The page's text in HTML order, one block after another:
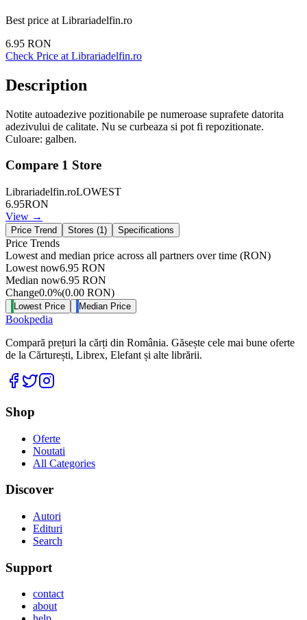
Best price at Librariadelfin.ro
6.95 RON
Check Price at Librariadelfin.ro
Description
Notite autoadezive pozitionabile pe numeroase suprafete datorita
adezivului de calitate. Nu se curbeaza si pot fi repozitionate.
Culoare: galben.
Compare 1 Store
Librariadelfin.roLOWEST
6.95RON
View →
Price Trend Stores (1) Specifications
Price Trends
Lowest and median price across all partners over time (RON)
Lowest now6.95 RON
Median now6.95 RON
Change0.0%(0.00 RON)
Lowest Price Median Price
Bookpedia
Compară prețuri la cărți din România. Găsește cele mai bune oferte
de la Cărturești, Librex, Elefant și alte librării.
Facebook
Twitter
Shop
Oferte
Noutati
All Categories
Discover
Autori
Edituri
Search
Support
contact
about